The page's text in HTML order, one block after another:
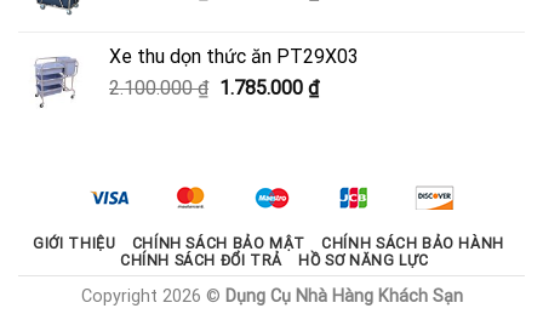
2.000.000 ₫.là:
1.800.000 ₫.
Xe thu dọn thức ăn PT29X03
2.100.000₫ Giá
1.785.000 ₫Giá
1.785.000 ₫.
GIỚI THIỆU CHÍNH SÁCH BẢO MẬT
CHÍNH SÁCH BẢO HÀNH
CHÍNH SÁCH ĐỔI TRẢ
HỒ SƠ NĂNG LỰC
Copyright 2026 © Dụng Cụ Nhà Hàng Khách Sạn